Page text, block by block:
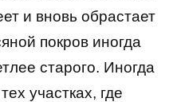
и вновь обрастает
покров иногда
старого. Иногда
участках, где